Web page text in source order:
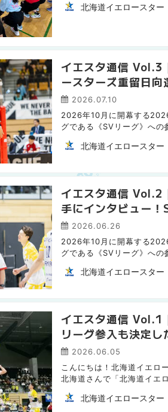
北海道イエロースター
イエスタ通信 Vol.3
ースターズ重留日
への挑戦と素顔
2026.07.10
2026年10月に開幕する
グである《SVリーグ》へ
北海道イエロースター
イエスタ通信 Vol.2
手にインタビュー
づく2026.06.26
2026年10月に開幕する
グである《SVリーグ》へ
北海道イエロースター
イエスタ通信 Vol.1
リーグ参入も決定
を紹介
2026.06.05
こんにちは！北海道イエロ
北海道さんで「北海道イエ
北海道イエロースター